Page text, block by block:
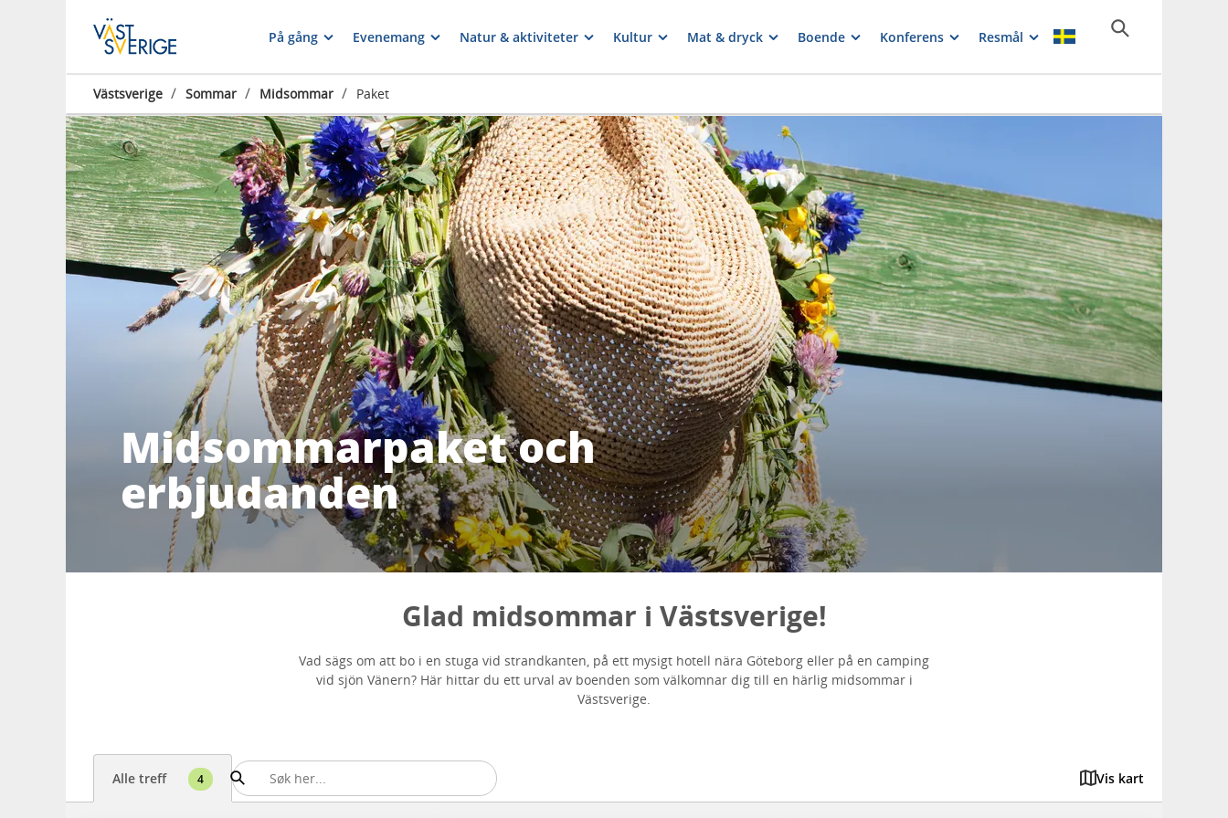
På gång Evenemang Natur & aktiviteter Kultur Mat & dryck Boende Konferens Resmål
Västsverige / Sommar / Midsommar / Paket
Midsommarpaket och
erbjudanden
Glad midsommar i Västsverige!
Vad sägs om att bo i en stuga vid strandkanten, på ett mysigt hotell nära Göteborg eller på en camping
vid sjön Vänern? Här hittar du ett urval av boenden som välkomnar dig till en härlig midsommar i
Västsverige.
Alle treff 4 Vis kart